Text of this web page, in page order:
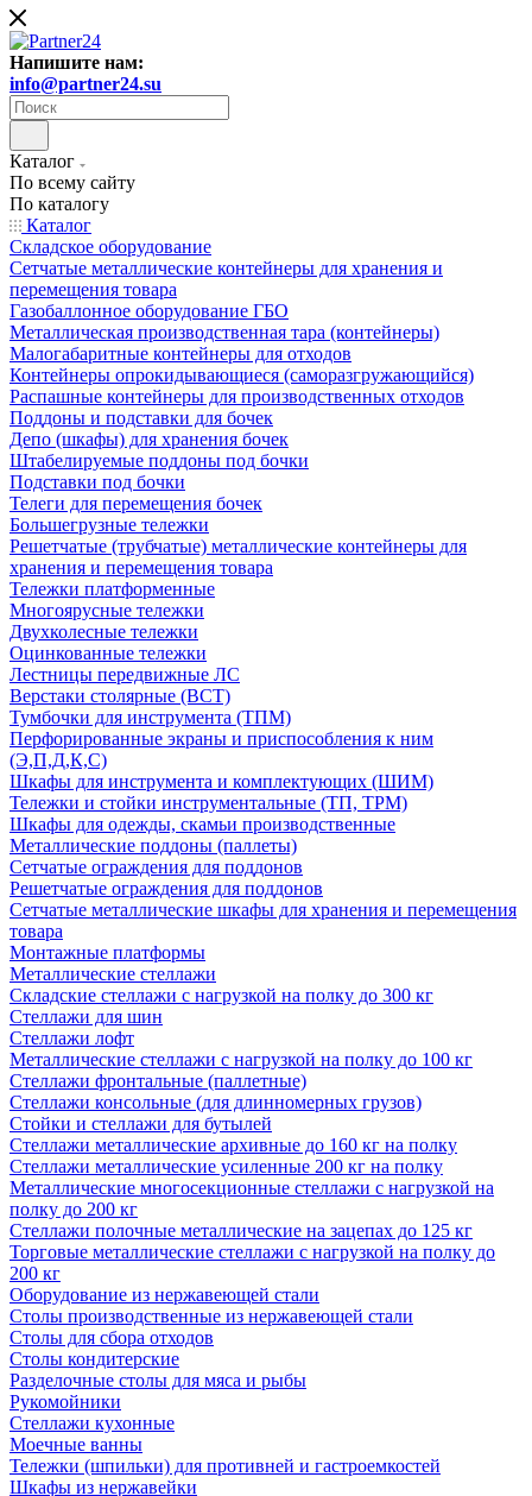
Напишите нам:
info@partner24.su
Каталог
По всему сайту
По каталогу
Каталог
Складское оборудование
Сетчатые металлические контейнеры для хранения и
перемещения товара
Газобаллонное оборудование ГБО
Металлическая производственная тара (контейнеры)
Малогабаритные контейнеры для отходов
Контейнеры опрокидывающиеся (саморазгружающийся)
Распашные контейнеры для производственных отходов
Поддоны и подставки для бочек
Депо (шкафы) для хранения бочек
Штабелируемые поддоны под бочки
Подставки под бочки
Телеги для перемещения бочек
Большегрузные тележки
Решетчатые (трубчатые) металлические контейнеры для
хранения и перемещения товара
Тележки платформенные
Многоярусные тележки
Двухколесные тележки
Оцинкованные тележки
Лестницы передвижные ЛС
Верстаки столярные (ВСТ)
Тумбочки для инструмента (ТПМ)
Перфорированные экраны и приспособления к ним
(Э,П,Д,К,С)
Шкафы для инструмента и комплектующих (ШИМ)
Тележки и стойки инструментальные (ТП, ТРМ)
Шкафы для одежды, скамьи производственные
Металлические поддоны (паллеты)
Сетчатые ограждения для поддонов
Решетчатые ограждения для поддонов
Сетчатые металлические шкафы для хранения и перемещения
товара
Монтажные платформы
Металлические стеллажи
Складские стеллажи с нагрузкой на полку до 300 кг
Стеллажи для шин
Стеллажи лофт
Металлические стеллажи с нагрузкой на полку до 100 кг
Стеллажи фронтальные (паллетные)
Стеллажи консольные (для длинномерных грузов)
Стойки и стеллажи для бутылей
Стеллажи металлические архивные до 160 кг на полку
Стеллажи металлические усиленные 200 кг на полку
Металлические многосекционные стеллажи с нагрузкой на
полку до 200 кг
Стеллажи полочные металлические на зацепах до 125 кг
Торговые металлические стеллажи с нагрузкой на полку до
200 кг
Оборудование из нержавеющей стали
Столы производственные из нержавеющей стали
Столы для сбора отходов
Столы кондитерские
Разделочные столы для мяса и рыбы
Рукомойники
Стеллажи кухонные
Моечные ванны
Тележки (шпильки) для противней и гастроемкостей
Шкафы из нержавейки